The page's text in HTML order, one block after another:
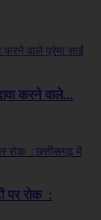
करने वाले...
पर रोक :